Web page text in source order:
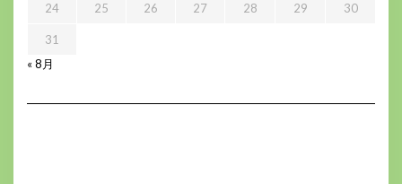
24 25 26 27 28 29 30
31
« 8月